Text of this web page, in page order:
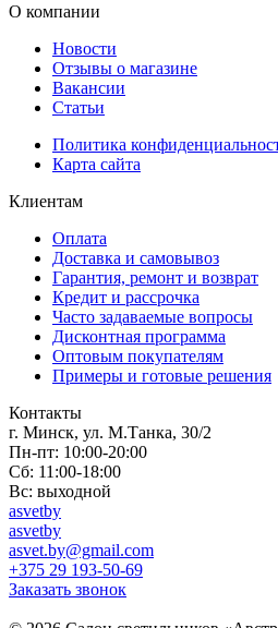
О компании
Новости
Отзывы о магазине
Вакансии
Статьи
Политика
Карта сайта
Клиентам
Оплата
Доставка и самовывоз
Гарантия, ремонт и возврат
Кредит и рассрочка
Часто задаваемые вопросы
Дисконтная программа
Оптовым покупателям
Примеры и готовые решения
Контакты
г. Минск, ул. М.Танка, 30/2
Пн-пт: 10:00-20:00
Сб: 11:00-18:00
Вс: выходной
asvetby
asvetby
asvet.by@gmail.com
+375 29 193-50-69
Заказать звонок